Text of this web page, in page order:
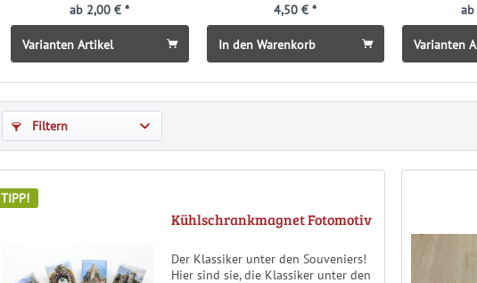
ab 2,00 € *
Varianten Artikel
4,50 € *
In den Warenkorb Varianten
Filtern
TIPP!
Kühlschrankmagnet Fotomotiv
Der Klassiker unter den Souveniers!
Hier sind sie, die Klassiker unter den